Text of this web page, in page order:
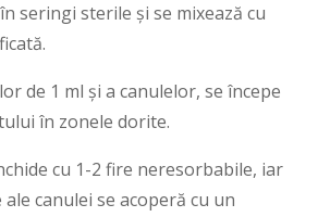
seringi sterile și se mixează cu
de 1 ml și a canulelor, se începe
în zonele dorite.
cu 1-2 fire neresorbabile, iar
canulei se acoperă cu un